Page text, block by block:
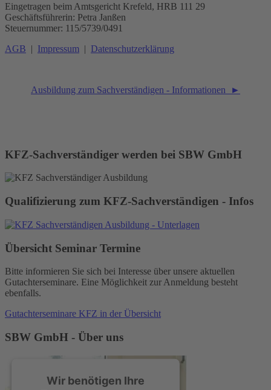
Eingetragen beim Amtsgericht Krefeld, HRB 111 29
Geschäftsführerin: Petra Janßen
Steuernummer: 115/5739/0491
AGB | Impressum | Datenschutzerklärung
Ausbildung zum Sachverständigen - Informationen ►
KFZ-Sachverständiger werden bei SBW GmbH
Qualifizierung zum KFZ-Sachverständigen - Infos
Übersicht Seminar Termine
Bitte informieren Sie sich bei Interesse über unsere aktuellen
Gutachterseminare. Eine Möglichkeit zur Anmeldung besteht
ebenfalls.
Gutachterseminare KFZ in der Übersicht
SBW GmbH - Über uns
Wir benötigen Ihre